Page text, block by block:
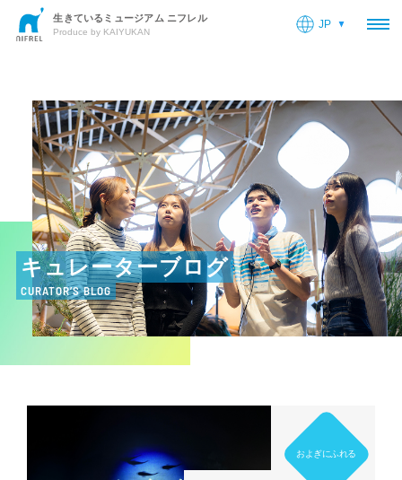
生きているミュージアム ニフレル
Produce by KAIYUKAN
JP
キュレーターブログ
CURATOR’S BLOG
およぎにふれる